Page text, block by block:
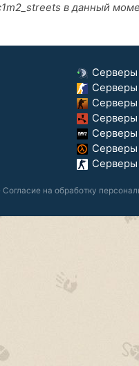
в данный
Серверы
Серверы
Серверы
Серверы
Серверы
Серверы
· Согласие на обработку